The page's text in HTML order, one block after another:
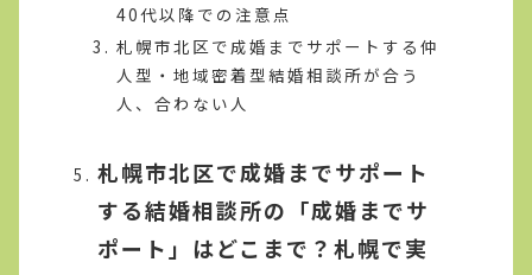
40代以降での注意点
札幌市北区で成婚までサポートする仲
人型・地域密着型結婚相談所が合う
人、合わない人
札幌市北区で成婚までサポート
する結婚相談所の「成婚までサ
ポート」はどこまで？札幌で実